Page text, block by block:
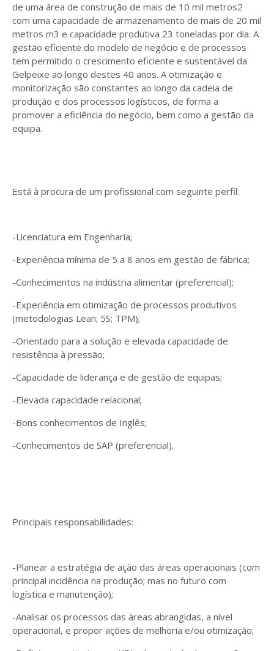
de uma área de construção de mais de 10 mil metros2
com uma capacidade de armazenamento de mais de 20 mil
metros m3 e capacidade produtiva 23 toneladas por dia. A
gestão eficiente do modelo de negócio e de processos
tem permitido o crescimento eficiente e sustentável da
Gelpeixe ao longo destes 40 anos. A otimização e
monitorização são constantes ao longo da cadeia de
produção e dos processos logísticos, de forma a
promover a eficiência do negócio, bem como a gestão da
equipa.
Está à procura de um profissional com seguinte perfil:
-Licenciatura em Engenharia;
-Experiência mínima de 5 a 8 anos em gestão de fábrica;
-Conhecimentos na indústria alimentar (preferencial);
-Experiência em otimização de processos produtivos
(metodologias Lean; 5S; TPM);
-Orientado para a solução e elevada capacidade de
resistência à pressão;
-Capacidade de liderança e de gestão de equipas;
-Elevada capacidade relacional;
-Bons conhecimentos de Inglês;
-Conhecimentos de SAP (preferencial).
Principais responsabilidades:
-Planear a estratégia de ação das áreas operacionais (com
principal incidência na produção; mas no futuro com
logística e manutenção);
-Analisar os processos das áreas abrangidas, a nível
operacional, e propor ações de melhoria e/ou otimização;